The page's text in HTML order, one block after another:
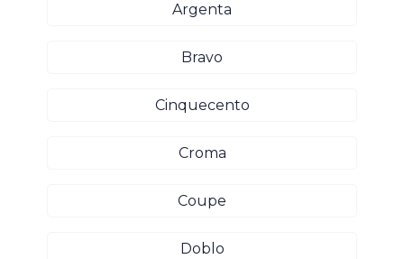
Argenta
Bravo
Cinquecento
Croma
Coupe
Doblo